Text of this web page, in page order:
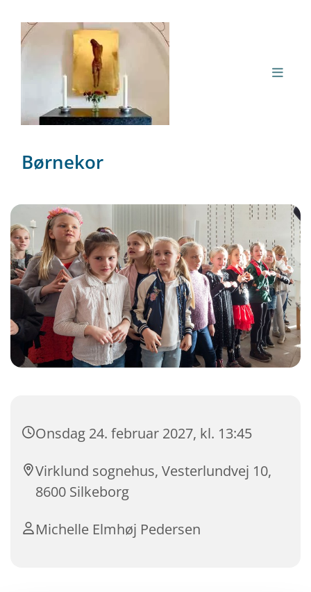
Børnekor
Onsdag 24. februar 2027, kl. 13:45
Virklund sognehus, Vesterlundvej 10,
8600 Silkeborg
Michelle Elmhøj Pedersen